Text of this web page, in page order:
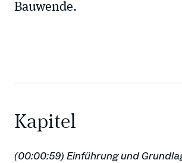
Bauwende.
Kapitel
(00:00:59) Einführung und